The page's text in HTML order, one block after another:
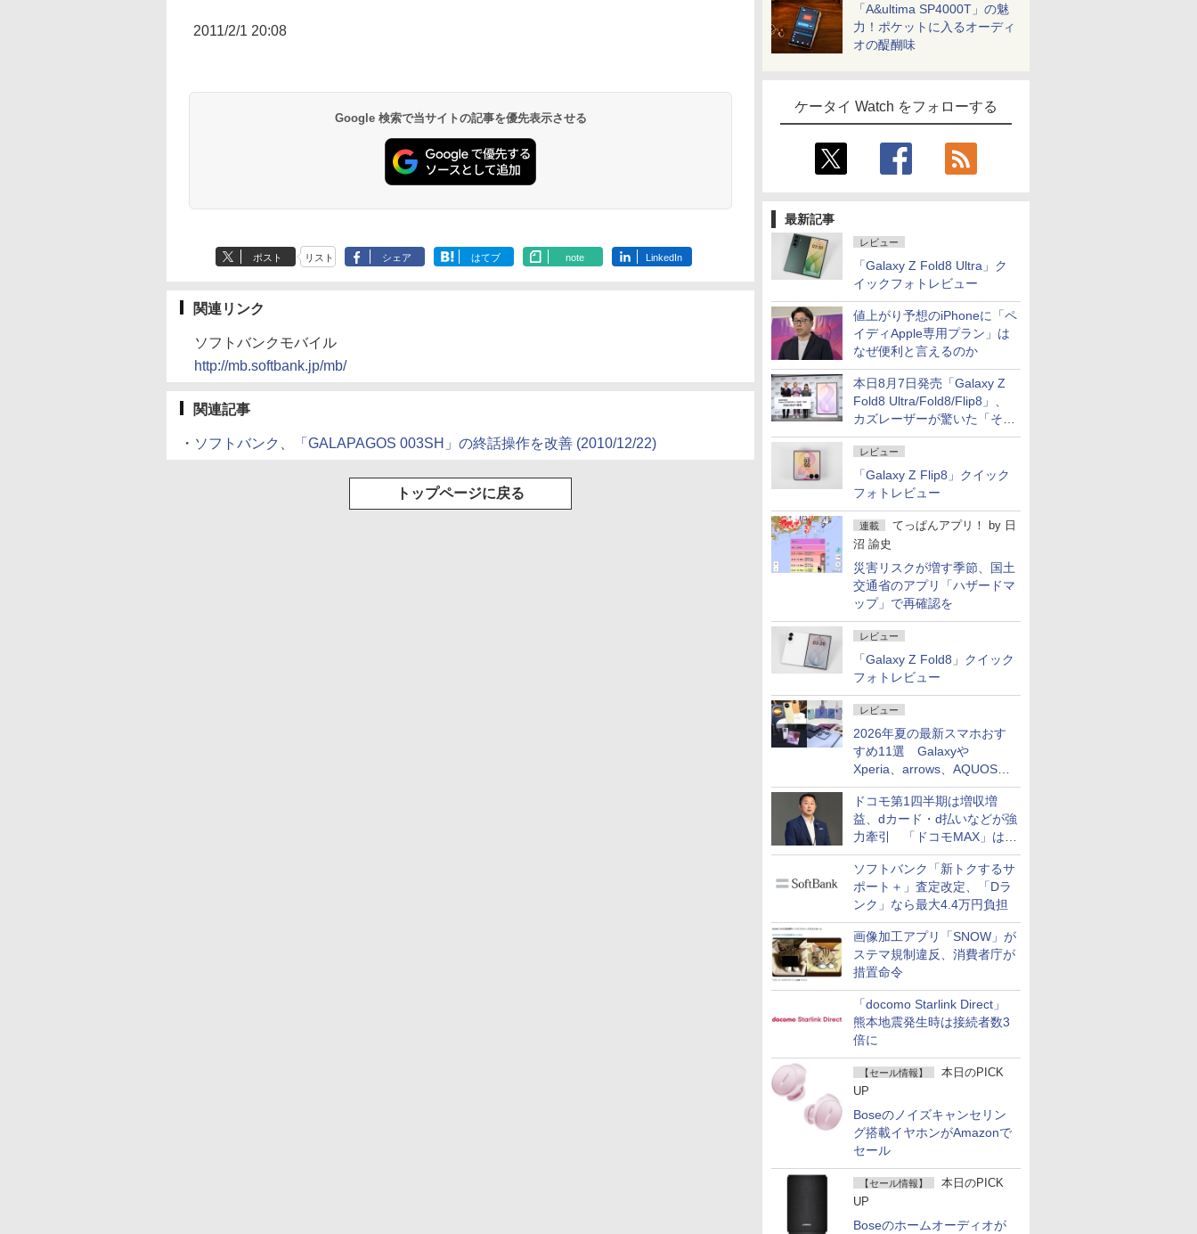
「A&ultima SP4000T」の魅
力！ポケットに入るオーディ
オの醍醐味
ケータイ Watch をフォローする
最新記事
レビュー
「Galaxy Z Fold8 Ultra」ク
イックフォトレビュー
値上がり予想のiPhoneに「ペ
イディApple専用プラン」は
なぜ便利と言えるのか
本日8月7日発売「Galaxy Z
Fold8 Ultra/Fold8/Flip8」、
カズレーザーが驚いた「そば
屋のメニュー並みの薄さ」
レビュー
「Galaxy Z Flip8」クイック
フォトレビュー
連載 てっぱんアプリ！ by 日
沼 諭史
災害リスクが増す季節、国土
交通省のアプリ「ハザードマ
ップ」で再確認を
レビュー
「Galaxy Z Fold8」クイック
フォトレビュー
レビュー
2026年夏の最新スマホおす
すめ11選 Galaxyや
Xperia、arrows、AQUOSな
ど注目機種の特徴は
ドコモ第1四半期は増収増
益、dカード・d払いなどが強
力牽引 「ドコモMAX」は
400万契約突破
ソフトバンク「新トクするサ
ポート＋」査定改定、「Dラ
ンク」なら最大4.4万円負担
画像加工アプリ「SNOW」が
ステマ規制違反、消費者庁が
措置命令
「docomo Starlink Direct」
熊本地震発生時は接続者数3
倍に
【セール情報】
本日のPICK
UP
Boseのノイズキャンセリン
グ搭載イヤホンがAmazonで
セール
【セール情報】
本日のPICK
UP
Boseのホームオーディオが
2011/2/1 20:08
Google 検索で当サイトの記事を優先表示させる
ポスト リスト シェア はてブ note LinkedIn
関連リンク
ソフトバンクモバイル
http://mb.softbank.jp/mb/
関連記事
・ ソフトバンク、「GALAPAGOS 003SH」の終話操作を改善 (2010/12/22)
トップページに戻る